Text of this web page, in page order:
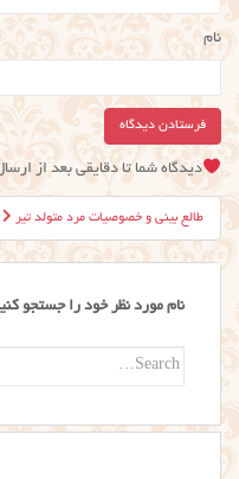
نام
دیدگاه شما تا دقایقی بعد از
راهبری
نوشته
طالع بینی و خصوصیات مرد متولد تیر
نام مورد نظر خود را جستجو
Search